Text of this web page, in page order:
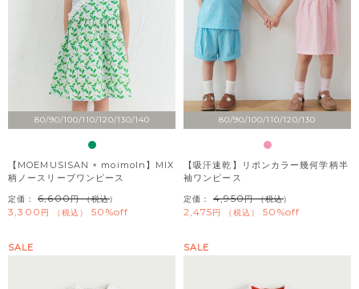
80/90/100/110/120/130/140
【MOEMUSISAN × moimoln】MIX
柄ノースリーブワンピース
定価： 6,600 （税込）
3,300 税込 50%off
80/90/100/110/120/130
【吸汗速乾】リボンカラー幾何学柄半
袖ワンピース
定価： 4,950 （税込）
2,475 税込 50%off
SALE SALE